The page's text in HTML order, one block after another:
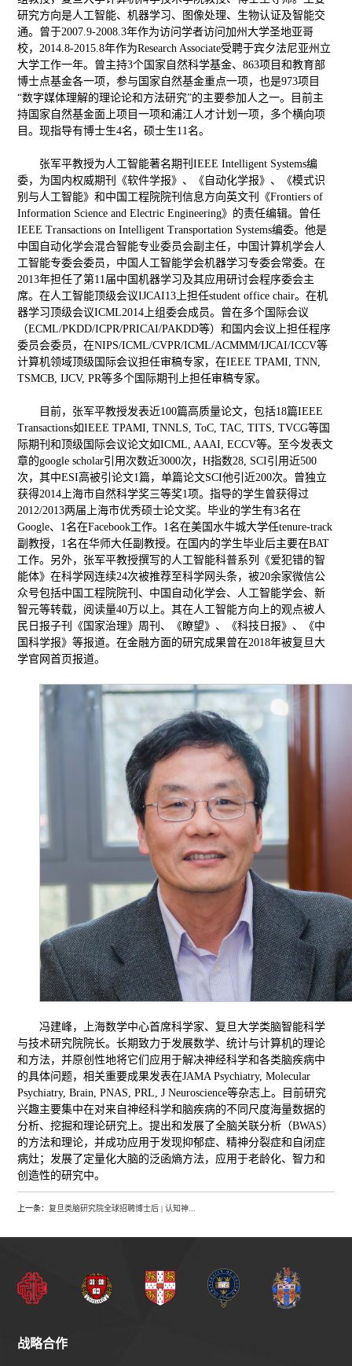
研究方向是人工智能、机器学习、图像处理、生物认证及智能交
通。曾于2007.9-2008.3年作为访问学者访问加州大学圣地亚哥
校，2014.8-2015.8年作为Research Associate受聘于宾夕法尼亚州立
大学工作一年。曾主持3个国家自然科学基金、863项目和教育部
博士点基金各一项，参与国家自然基金重点一项，也是973项目
“数字媒体理解的理论论和方法研究”的主要参加人之一。目前主
持国家自然基金面上项目一项和浦江人才计划一项，多个横向项
目。现指导有博士生4名，硕士生11名。
张军平教授为人工智能著名期刊IEEE Intelligent Systems编
委，为国内权威期刊《软件学报》、《自动化学报》、《模式识
别与人工智能》和中国工程院院刊信息方向英文刊《Frontiers of
Information Science and Electric Engineering》的责任编辑。曾任
IEEE Transactions on Intelligent Transportation Systems编委。他是
中国自动化学会混合智能专业委员会副主任，中国计算机学会人
工智能专委会委员，中国人工智能学会机器学习专委会常委。在
2013年担任了第11届中国机器学习及其应用研讨会程序委会主
席。在人工智能顶级会议IJCAI13上担任student office chair。在机
器学习顶级会议ICML2014上组委会成员。曾在多个国际会议
（ECML/PKDD/ICPR/PRICAI/PAKDD等）和国内会议上担任程序
委员会委员，在NIPS/ICML/CVPR/ICML/ACMMM/IJCAI/ICCV等
计算机领域顶级国际会议担任审稿专家，在IEEE TPAMI, TNN,
TSMCB, IJCV, PR等多个国际期刊上担任审稿专家。
目前，张军平教授发表近100篇高质量论文，包括18篇IEEE
Transactions如IEEE TPAMI, TNNLS, ToC, TAC, TITS, TVCG等国
际期刊和顶级国际会议论文如ICML, AAAI, ECCV等。至今发表文
章的google scholar引用次数近3000次，H指数28, SCI引用近500
次，其中ESI高被引论文1篇，单篇论文SCI他引近200次。曾独立
获得2014上海市自然科学奖三等奖1项。指导的学生曾获得过
2012/2013两届上海市优秀硕士论文奖。毕业的学生有3名在
Google、1名在Facebook工作。1名在美国水牛城大学任tenure-track
副教授，1名在华师大任副教授。在国内的学生毕业后主要在BAT
工作。另外，张军平教授撰写的人工智能科普系列《爱犯错的智
能体》在科学网连续24次被推荐至科学网头条，被20余家微信公
众号包括中国工程院院刊、中国自动化学会、人工智能学会、新
智元等转载，阅读量40万以上。其在人工智能方向上的观点被人
民日报子刊《国家治理》周刊、《瞭望》、《科技日报》、《中
国科学报》等报道。在金融方面的研究成果曾在2018年被复旦大
学官网首页报道。
冯建峰，上海数学中心首席科学家、复旦大学类脑智能科学
与技术研究院院长。长期致力于发展数学、统计与计算机的理论
和方法，并原创性地将它们应用于解决神经科学和各类脑疾病中
的具体问题，相关重要成果发表在JAMA Psychiatry, Molecular
Psychiatry, Brain, PNAS, PRL, J Neuroscience等杂志上。目前研究
兴趣主要集中在对来自神经科学和脑疾病的不同尺度海量数据的
分析、挖掘和理论研究上。提出和发展了全脑关联分析（BWAS）
的方法和理论，并成功应用于发现抑郁症、精神分裂症和自闭症
病灶；发展了定量化大脑的泛函熵方法，应用于老龄化、智力和
创造性的研究中。
上一条：复旦类脑研究院全球招聘博士后 | 认知神...
战略合作